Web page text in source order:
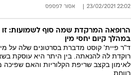
22:02 23/02/2021 אסור לפספס
הרופאה המרקדת שמה סוף לשמועות: זו
במהלך קיום יחסי מין
ד"ר פיית' קוסט מדברת בסרטונים שלה על
רוקדת לה להנאתה. בין היתר היא עוסקת
לאימון בקצב שריפת הקלוריות והאם
רווחת